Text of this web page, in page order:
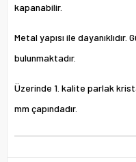
kapanabilir.
Metal yapısı ile
bulunmaktadır.
Üzerinde 1. kalite parlak
mm çapındadır.